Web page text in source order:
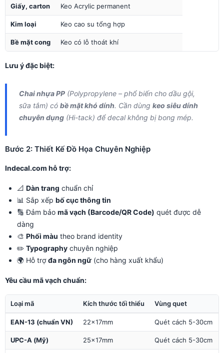
Giấy, carton Keo Acrylic permanent
Kim loại Keo cao su tổng hợp
Bề mặt cong Keo có lỗ thoát khí
Lưu ý đặc biệt:
Chai nhựa PP (Polypropylene – phổ biến cho dầu gội,
sữa tắm) có bề mặt khó dính. Cần dùng keo siêu dính
chuyên dụng (Hi-tack) để decal không bị bong mép.
Bước 2: Thiết Kế Đồ Họa Chuyên Nghiệp
Indecal.com hỗ trợ:
📐 Dàn trang chuẩn chỉ
📊 Sắp xếp bố cục thông tin
🔢 Đảm bảo mã vạch (Barcode/QR Code) quét được dễ
dàng
🎨 Phối màu theo brand identity
✏️ Typography chuyên nghiệp
🌍 Hỗ trợđa ngôn ngữ (cho hàng xuất khẩu)
Yêu cầu mã vạch chuẩn:
Loại mã Kích thước tối thiểu Vùng quet
EAN-13 (chuẩn VN) 22×17mm Quét cách 5-30cm
UPC-A (Mỹ) 25×17mm Quét cách 5-30cm